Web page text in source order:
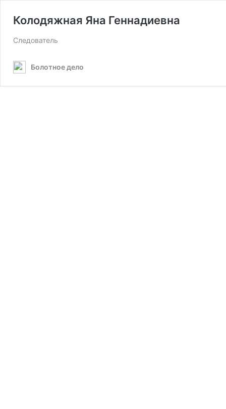
Колодяжная Яна Геннадиевна
Следователь
Болотное дело